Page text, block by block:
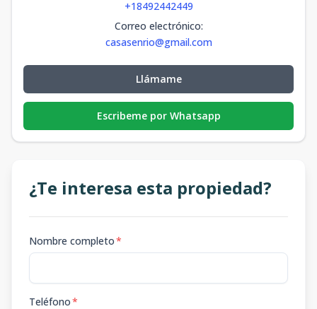
+18492442449
Correo electrónico:
casasenrio@gmail.com
Llámame
Escribeme por Whatsapp
¿Te interesa esta propiedad?
Nombre completo*
Teléfono*